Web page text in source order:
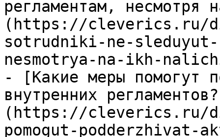
регламентам, несмотря
(https://cleverics.ru/
sotrudniki-ne-sleduyut-
nesmotrya-na-ikh-
- [Какие меры помогут
внутренних
(https://cleverics.ru/
pomogut-podderzhivat-